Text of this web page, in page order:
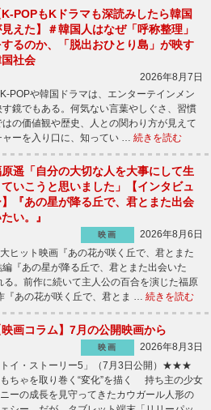
K-POPもKドラマも深読みしたら韓国
えた】＃韓国人はなぜ「呼称整理」
するのか、「脱出おひとり島」が映す
社会
2026年8月7日
POPや韓国ドラマは、エンターテインメン
鏡でもある。何気ない言葉やしぐさ、習慣
の価値観や歴史、人との関わり方が見えて
ーを入り口に、知ってい … 続きを読む
遥「自分の大切な人を大事にして生
ていこうと思いました」【インタビュ
】『あの星が降る丘で、君とまた出会
い。』
映画
2026年8月6日
ヒット映画『あの花が咲く丘で、君とまた
『あの星が降る丘で、君とまた出会いた
。前作に続いて主人公の百合を演じた福原
『あの花が咲く丘で、君とま … 続きを読む
映画コラム】7月の公開映画から
映画
2026年8月3日
トイ・ストーリー5」（7月3日公開）★★★
ちゃを取り巻く“変化”を描く 持ち主の少女
ーの成長を見守ってきたカウガール人形の